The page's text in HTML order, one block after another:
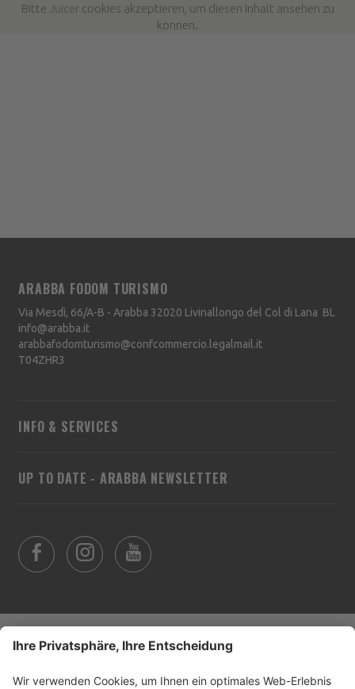
Bitte Juicercookies akzeptieren, um diesen Inhalt ansehen zu
können.
UP TO DATE - ARABBA NEWSLETTER
ARABBA FODOM TURISMO
Via Mesdì, 66/A-B - Arabba 32020 Livinallongo del Col di Lana BL
info@arabba.it
arabbafodomturismo@confcommercio.legalmail.it
T04ZHR3
INFO & SERVICES